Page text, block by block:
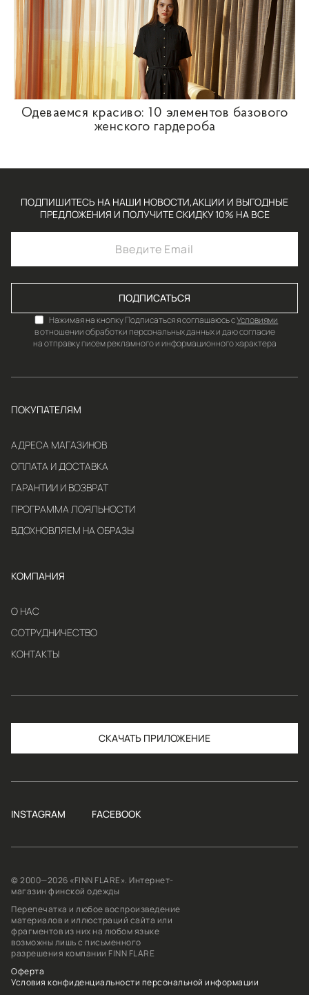
Одеваемся красиво: 10 элементов базового
женского гардероба
ПОДПИШИТЕСЬ НА НАШИ НОВОСТИ,АКЦИИ И ВЫГОДНЫЕ
ПРЕДЛОЖЕНИЯ И ПОЛУЧИТЕ СКИДКУ 10% НА ВСЕ
ПОДПИСАТЬСЯ
Нажимая на кнопку Подписаться я соглашаюсь сУсловиями
в отношении обработки персональных данных и даю согласие
на отправку писем рекламного и информационного характера
ПОКУПАТЕЛЯМ
АДРЕСА МАГАЗИНОВ
ОПЛАТА И ДОСТАВКА
ГАРАНТИИ И ВОЗВРАТ
ПРОГРАММА ЛОЯЛЬНОСТИ
ВДОХНОВЛЯЕМ НА ОБРАЗЫ
КОМПАНИЯ
О НАС
СОТРУДНИЧЕСТВО
КОНТАКТЫ
СКАЧАТЬ
INSTAGRAM FACEBOOK
© 2000—2026 «FINN FLARE». Интернет-
магазин финской одежды
Перепечатка и любое воспроизведение
материалов и иллюстраций сайта или
фрагментов из них на любом языке
возможны лишь с письменного
разрешения компании FINN FLARE
Оферта
Условия конфиденциальности персональной информации